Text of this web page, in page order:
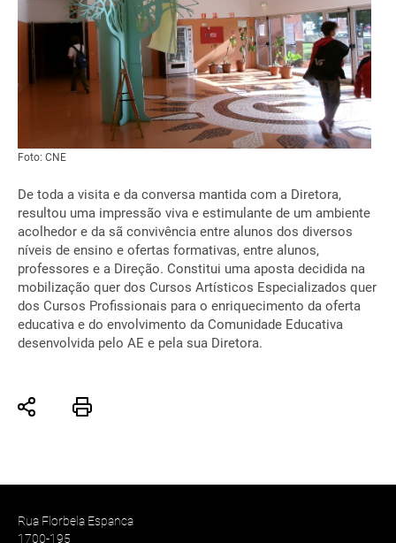
Foto: CNE
De toda a visita e da conversa mantida com a Diretora,
resultou uma impressão viva e estimulante de um ambiente
acolhedor e da sã convivência entre alunos dos diversos
níveis de ensino e ofertas formativas, entre alunos,
professores e a Direção. Constitui uma aposta decidida na
mobilização quer dos Cursos Artísticos Especializados quer
dos Cursos Profissionais para o enriquecimento da oferta
educativa e do envolvimento da Comunidade Educativa
desenvolvida pelo AE e pela sua Diretora.
Rua Florbela Espanca
1700-195